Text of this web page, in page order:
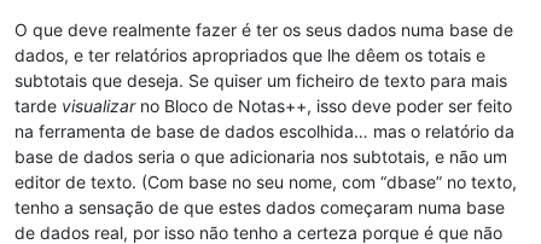
O que deve realmente fazer é ter os seus dados numa base de
dados, e ter relatórios apropriados que lhe dêem os totais e
subtotais que deseja. Se quiser um ficheiro de texto para mais
tarde visualizarno Bloco de Notas++, isso deve poder ser feito
na ferramenta de base de dados escolhida… mas o relatório da
base de dados seria o que adicionaria nos subtotais, e não um
editor de texto. (Com base no seu nome, com “dbase” no texto,
tenho a sensação de que estes dados começaram numa base
de dados real, por isso não tenho a certeza porque é que não